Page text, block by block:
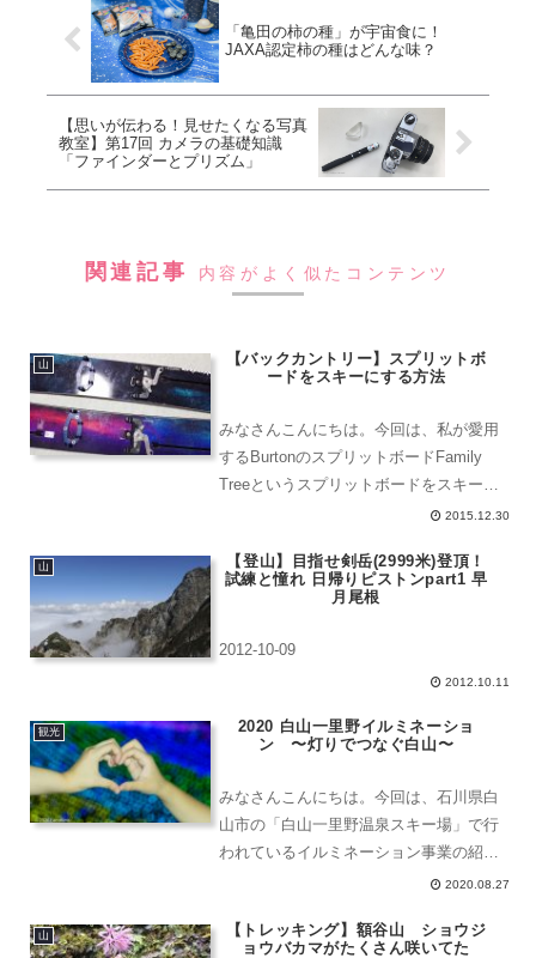
「亀田の柿の種」が宇宙食に！
JAXA認定柿の種はどんな味？
【思いが伝わる！見せたくなる写真
教室】第17回 カメラの基礎知識
「ファインダーとプリズム」
関連記事 内容がよく似たコンテンツ
山
【バックカントリー】スプリットボ
ードをスキーにする方法
みなさんこんにちは。今回は、私が愛用
するBurtonのスプリットボードFamily
Treeというスプリットボードをスキーの
板として利用する方法を教えます。私と
らいからスキーをやっています。家族全
2015.12.30
山
【登山】目指せ剣岳(2999米)登頂！
試練と憧れ 日帰りピストンpart1 早
月尾根
2012-10-09
2012.10.11
観光
2020 白山一里野イルミネーショ
ン 〜灯りでつなぐ白山〜
みなさんこんにちは。今回は、石川県白
山市の「白山一里野温泉スキー場」で行
われているイルミネーション事業の紹介
です。白山一里野イルミネーション霊峰
年の記念事業のようです。今年で4年目
2020.08.27
山
【トレッキング】額谷山 ショウジ
ョウバカマがたくさん咲いてた